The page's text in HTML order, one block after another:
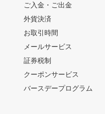
ご入金・ご出金
外貨決済
お取引時間
メールサービス
証券税制
クーポンサービス
バースデープログラム